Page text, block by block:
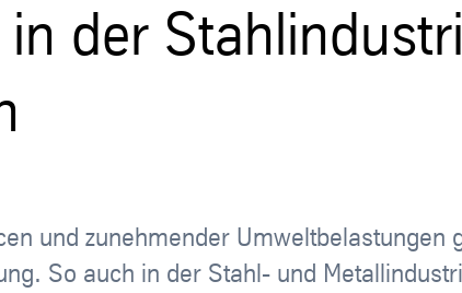
der
und zunehmender
So auch in der Stahl- und